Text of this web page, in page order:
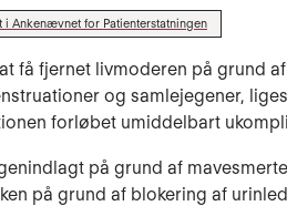
i Ankenævnet for Patienterstatningen
få fjernet livmoderen på grund af
og samlejegener,
forløbet umiddelbart
på grund af
på grund af blokering af